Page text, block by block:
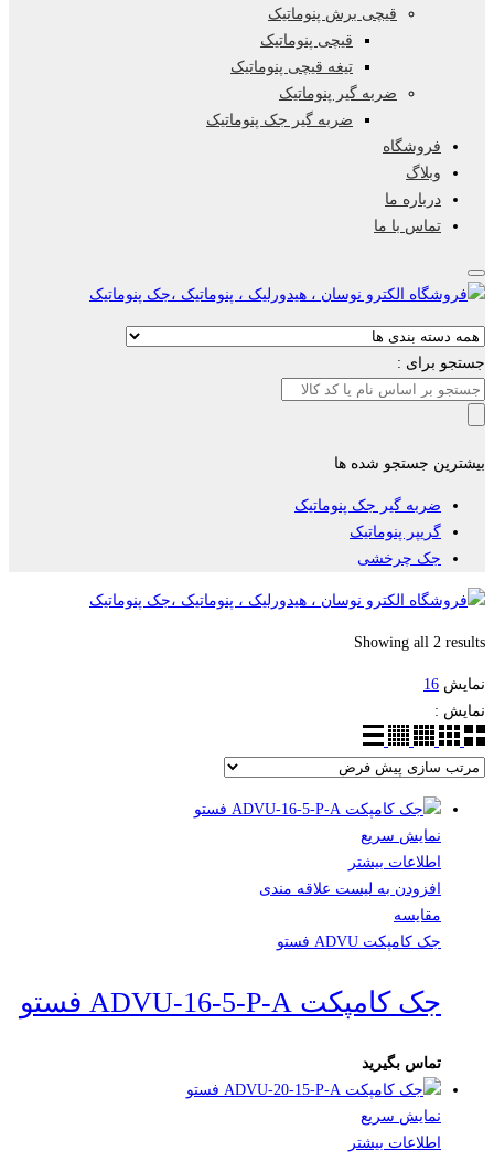
قیچی برش پنوماتیک
قیچی پنوماتیک
تیغه قیچی پنوماتیک
ضربه گیر پنوماتیک
ضربه گیر جک پنوماتیک
فروشگاه
وبلاگ
درباره ما
تماس با ما
جستجو برای :
بیشترین جستجو شده ها
ضربه گیر جک پنوماتیک
گریپر پنوماتیک
جک چرخشی
Showing all 2 results
نمایش 16
نمایش :
نمایش سریع
اطلاعات بیشتر
افزودن به لیست علاقه مندی
مقایسه
جک کامپکت ADVU فستو
جک کامپکت ADVU-16-5-P-A فستو
تماس بگیرید
نمایش سریع
اطلاعات بیشتر